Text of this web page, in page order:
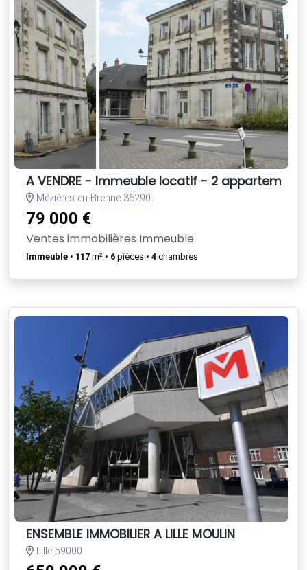
A VENDRE - Immeuble locatif - 2
Mézières-en-Brenne 36290
79 000 €
Ventes immobilières Immeuble
Immeuble • 117 m² • 6 pièces • 4 chambres
ENSEMBLE IMMOBILIER A LILLE MOULIN
Lille 59000